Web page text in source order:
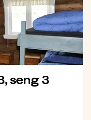
seng 3